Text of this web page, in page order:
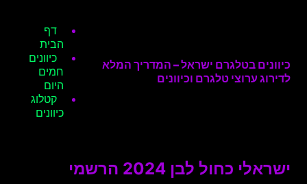
כיוונים בטלגרם ישראל – המדריך המלא
לדירוג ערוצי טלגרם וכיוונים
דף
הבית
כיוונים
חמים
היום
קטלוג
כיוונים
ישראלי כחול לבן 2024 הרשמי